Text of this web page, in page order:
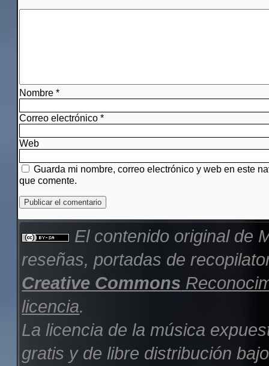
Nombre*
Correo electrónico*
Web
Guarda mi nombre, correo electrónico y web en este
que comente.
El contenido original de
reseñas, portadas de
Creative Commons
licencia.
La licencia de la música
gratis y de libre distribución